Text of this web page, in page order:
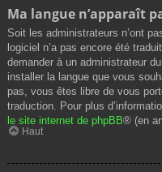
Ma langue n’apparaît
Soit les administrateurs n’ont
logiciel n’a pas encore été
demander à un administrateur
installer la langue que vous
pas, vous êtes libre de vous
traduction. Pour plus
le site internet de phpBB® (en
Haut